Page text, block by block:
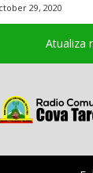
29, 2020
Atualiza